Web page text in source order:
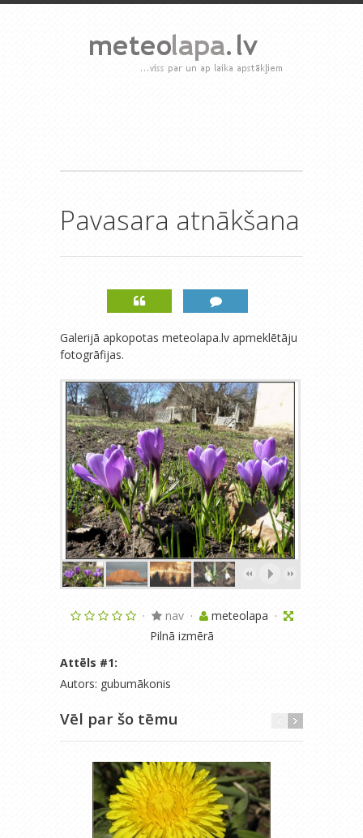
Pavasara atnākšana
Galerijā apkopotas meteolapa.lv apmeklētāju
fotogrāfijas.
· nav · meteolapa ·
Pilnā izmērā
Attēls #1:
Autors: gubumākonis
Vēl par šo tēmu